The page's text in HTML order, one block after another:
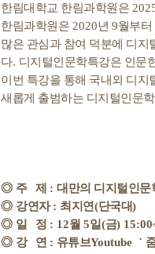
한림대학교 한림과학원은
한림과학원은 2020년 9월부
많은 관심과 참여 덕분에 디지
다. 디지털인문학특강은 인문
이번 특강을 통해 국내외 디지
새롭게 출범하는 디지털인문
◎ 주 제 : 대만의 디지털인문
◎ 강연자: 최지연(단국대)
◎ 일 정 : 12월 5일(금)
◎ 강 연 : 유튜브Youtube ˙